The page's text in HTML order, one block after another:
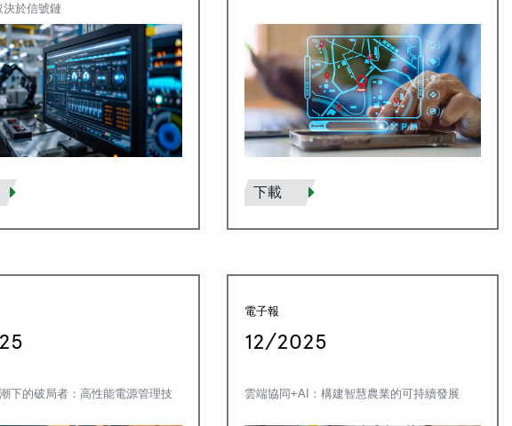
於信號鏈
下的破局者：高性能電源管理技
下載
電子報
12/2025
雲端協同+AI：構建智慧農業的可持續發展